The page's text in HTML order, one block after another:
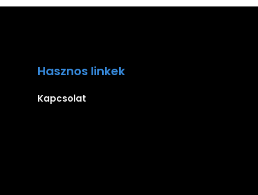
Hasznos linkek
Kapcsolat